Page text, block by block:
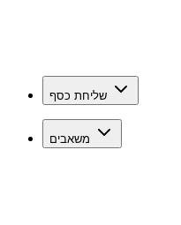
שליחת כסף
משאבים